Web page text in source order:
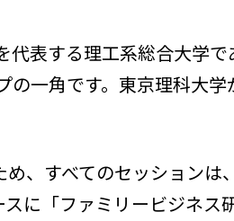
表する理工系総合大学
の一角です。東京理科大
、すべてのセッション
スに「ファミリービジネス